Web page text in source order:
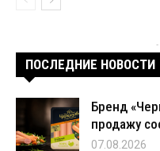
-
ПОСЛЕДНИЕ НОВОСТИ
Бренд
продажу
07.08.2026